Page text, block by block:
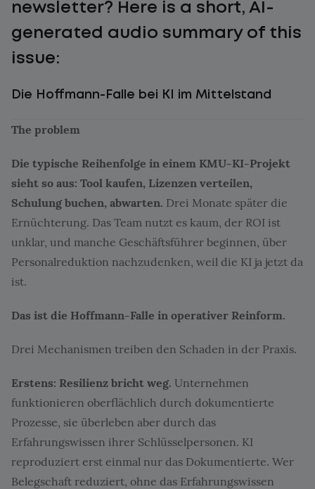
newsletter? Here is a short, AI-
generated audio summary of this
issue:
Die Hoffmann-Falle bei KI im Mittelstand
The problem
Die typische Reihenfolge in einem KMU-KI-Projekt
sieht so aus: Tool kaufen, Lizenzen verteilen,
Schulung buchen, abwarten. Drei Monate später die
Ernüchterung. Das Team nutzt es kaum, der ROI ist
unklar, und manche Geschäftsführer beginnen, über
Personalreduktion nachzudenken, weil die KI ja jetzt da
ist.
Das ist die Hoffmann-Falle in operativer Reinform.
Drei Mechanismen treiben den Schaden in der Praxis.
Erstens: Resilienz bricht weg. Unternehmen
funktionieren oberflächlich durch dokumentierte
Prozesse, sie überleben aber durch das
Erfahrungswissen ihrer Schlüsselpersonen. KI
reproduziert erst einmal nur das Dokumentierte. Wer
Belegschaft reduziert, ohne das Erfahrungswissen